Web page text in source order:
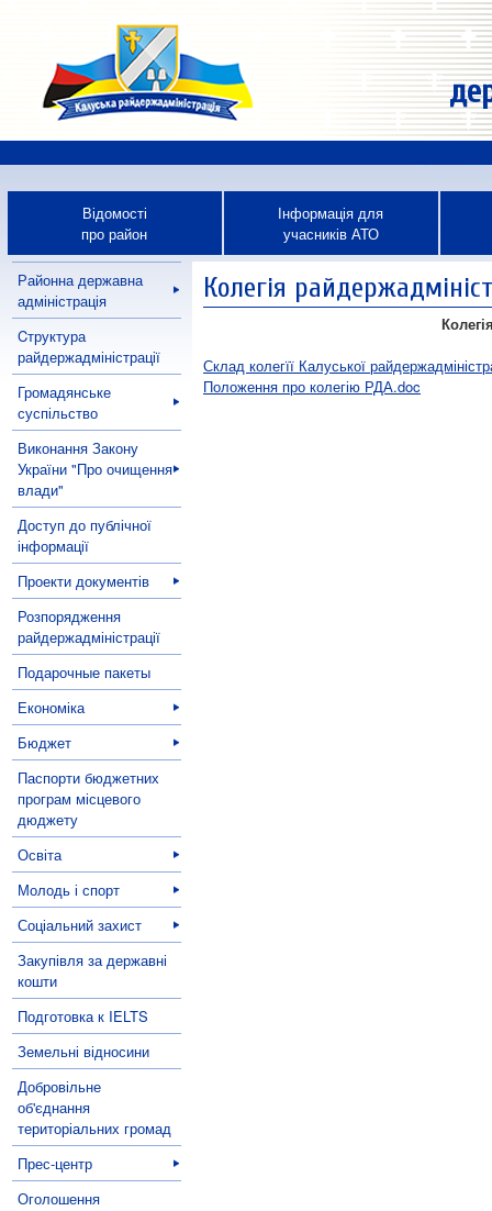
Відомості
про район
Інформація для
учасників АТО
Районна державна
адміністрація
Cтруктура
райдержадміністрації
Громадянське
суспільство
Виконання Закону
України "Про очищення
влади"
Доступ до публічної
інформації
Проекти документів
Розпорядження
райдержадміністрації
Подарочные пакеты
Економіка
Бюджет
Паспорти бюджетних
програм місцевого
дюджету
Освіта
Молодь і спорт
Соціальний захист
Закупівля за державні
кошти
Подготовка к IELTS
Земельні відносини
Добровільне
об'єднання
територіальних громад
Прес-центр
Оголошення
Колегія
Склад колегїї Калуської
Положення про колегію РДА.doc